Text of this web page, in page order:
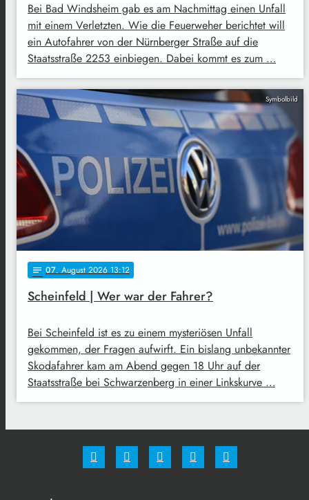
Bei Bad Windsheim gab es am Nachmittag einen Unfall
mit einem Verletzten. Wie die Feuerweher berichtet will
ein Autofahrer von der Nürnberger Straße auf die
Staatsstraße 2253 einbiegen. Dabei kommt es zum …
Symbolbild
notes 07. August 2026 13:12
Scheinfeld | Wer war der Fahrer?
Bei Scheinfeld ist es zu einem mysteriösen Unfall
gekommen, der Fragen aufwirft. Ein bislang unbekannter
Skodafahrer kam am Abend gegen 18 Uhr auf der
Staatsstraße bei Schwarzenberg in einer Linkskurve …